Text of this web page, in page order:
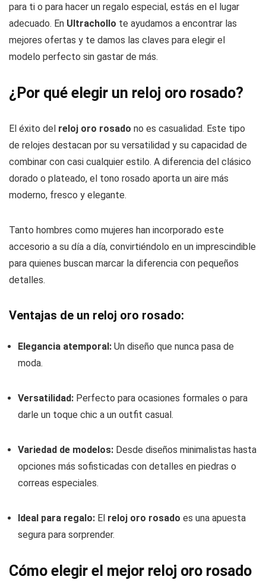
para ti o para hacer un regalo especial, estás en el lugar
adecuado. En Ultrachollo te ayudamos a encontrar las
mejores ofertas y te damos las claves para elegir el
modelo perfecto sin gastar de más.
¿Por qué elegir un reloj oro rosado?
El éxito del reloj oro rosado no es casualidad. Este tipo
de relojes destacan por su versatilidad y su capacidad de
combinar con casi cualquier estilo. A diferencia del clásico
dorado o plateado, el tono rosado aporta un aire más
moderno, fresco y elegante.
Tanto hombres como mujeres han incorporado este
accesorio a su día a día, convirtiéndolo en un imprescindible
para quienes buscan marcar la diferencia con pequeños
detalles.
Ventajas de un reloj oro rosado:
Elegancia atemporal: Un diseño que nunca pasa de
moda.
Versatilidad: Perfecto para ocasiones formales o para
darle un toque chic a un outfit casual.
Variedad de modelos: Desde diseños minimalistas hasta
opciones más sofisticadas con detalles en piedras o
correas especiales.
Ideal para regalo: El reloj oro rosado es una apuesta
segura para sorprender.
Cómo elegir el mejor reloj oro rosado